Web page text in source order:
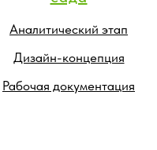
Аналитический этап
Дизайн-концепция
Рабочая документация